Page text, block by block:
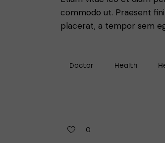
commodo ut. Praesent
placerat, a tempor sem
Doctor Health
0